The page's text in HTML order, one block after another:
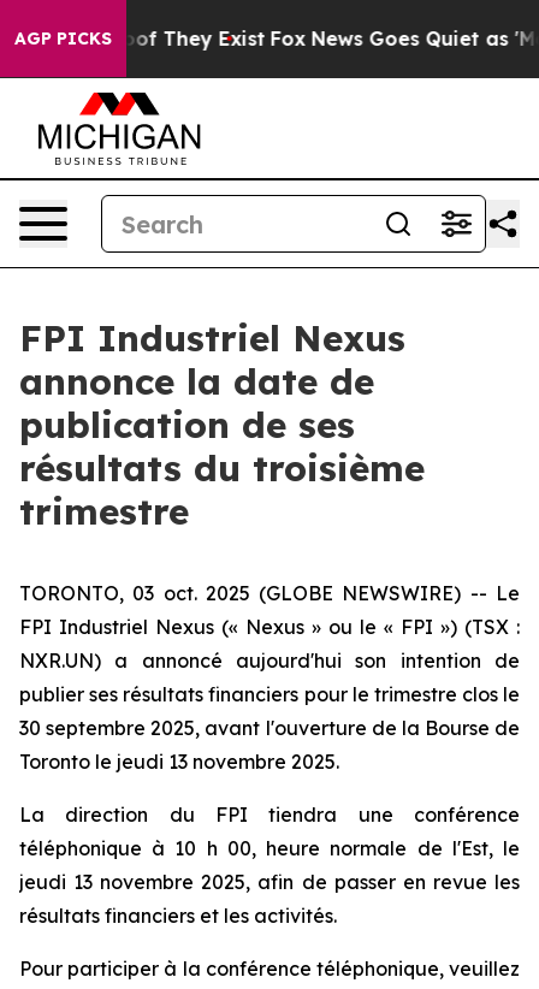
AGP PICKS
no Proof They Exist Fox News Goes Quiet as
FPI Industriel Nexus
annonce la date de
publication de ses
résultats du troisième
trimestre
TORONTO, 03 oct. 2025 (GLOBE NEWSWIRE) -- Le
FPI Industriel Nexus (« Nexus » ou le « FPI ») (TSX :
NXR.UN) a annoncé aujourd'hui son intention de
publier ses résultats financiers pour le trimestre clos le
30 septembre 2025, avant l'ouverture de la Bourse de
Toronto le jeudi 13 novembre 2025.
La direction du FPI tiendra une conférence
téléphonique à 10 h 00, heure normale de l'Est, le
jeudi 13 novembre 2025, afin de passer en revue les
résultats financiers et les activités.
Pour participer à la conférence téléphonique, veuillez